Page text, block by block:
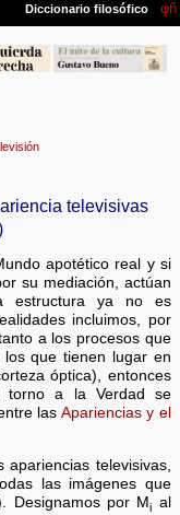
televisivas
apotético real y si
su mediación, actúan
estructura ya no es
incluimos, por
a los procesos que
que tienen lugar en
óptica), entonces
torno a la Verdad se
las Apariencias y el
apariencias televisivas,
las imágenes que
Designamos por Mi al